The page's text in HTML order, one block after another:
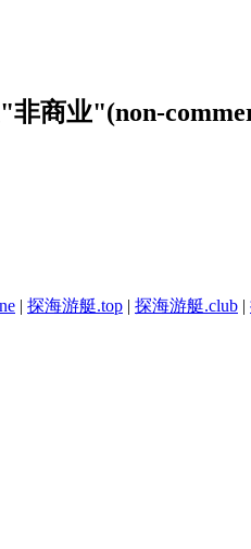
商业"(non-
| 探海游艇.top | 探海游艇.club |